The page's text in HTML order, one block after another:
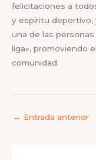
felicitaciones a
y espíritu deportivo,
una de las
liga», promoviendo
comunidad.
← Entrada anterior